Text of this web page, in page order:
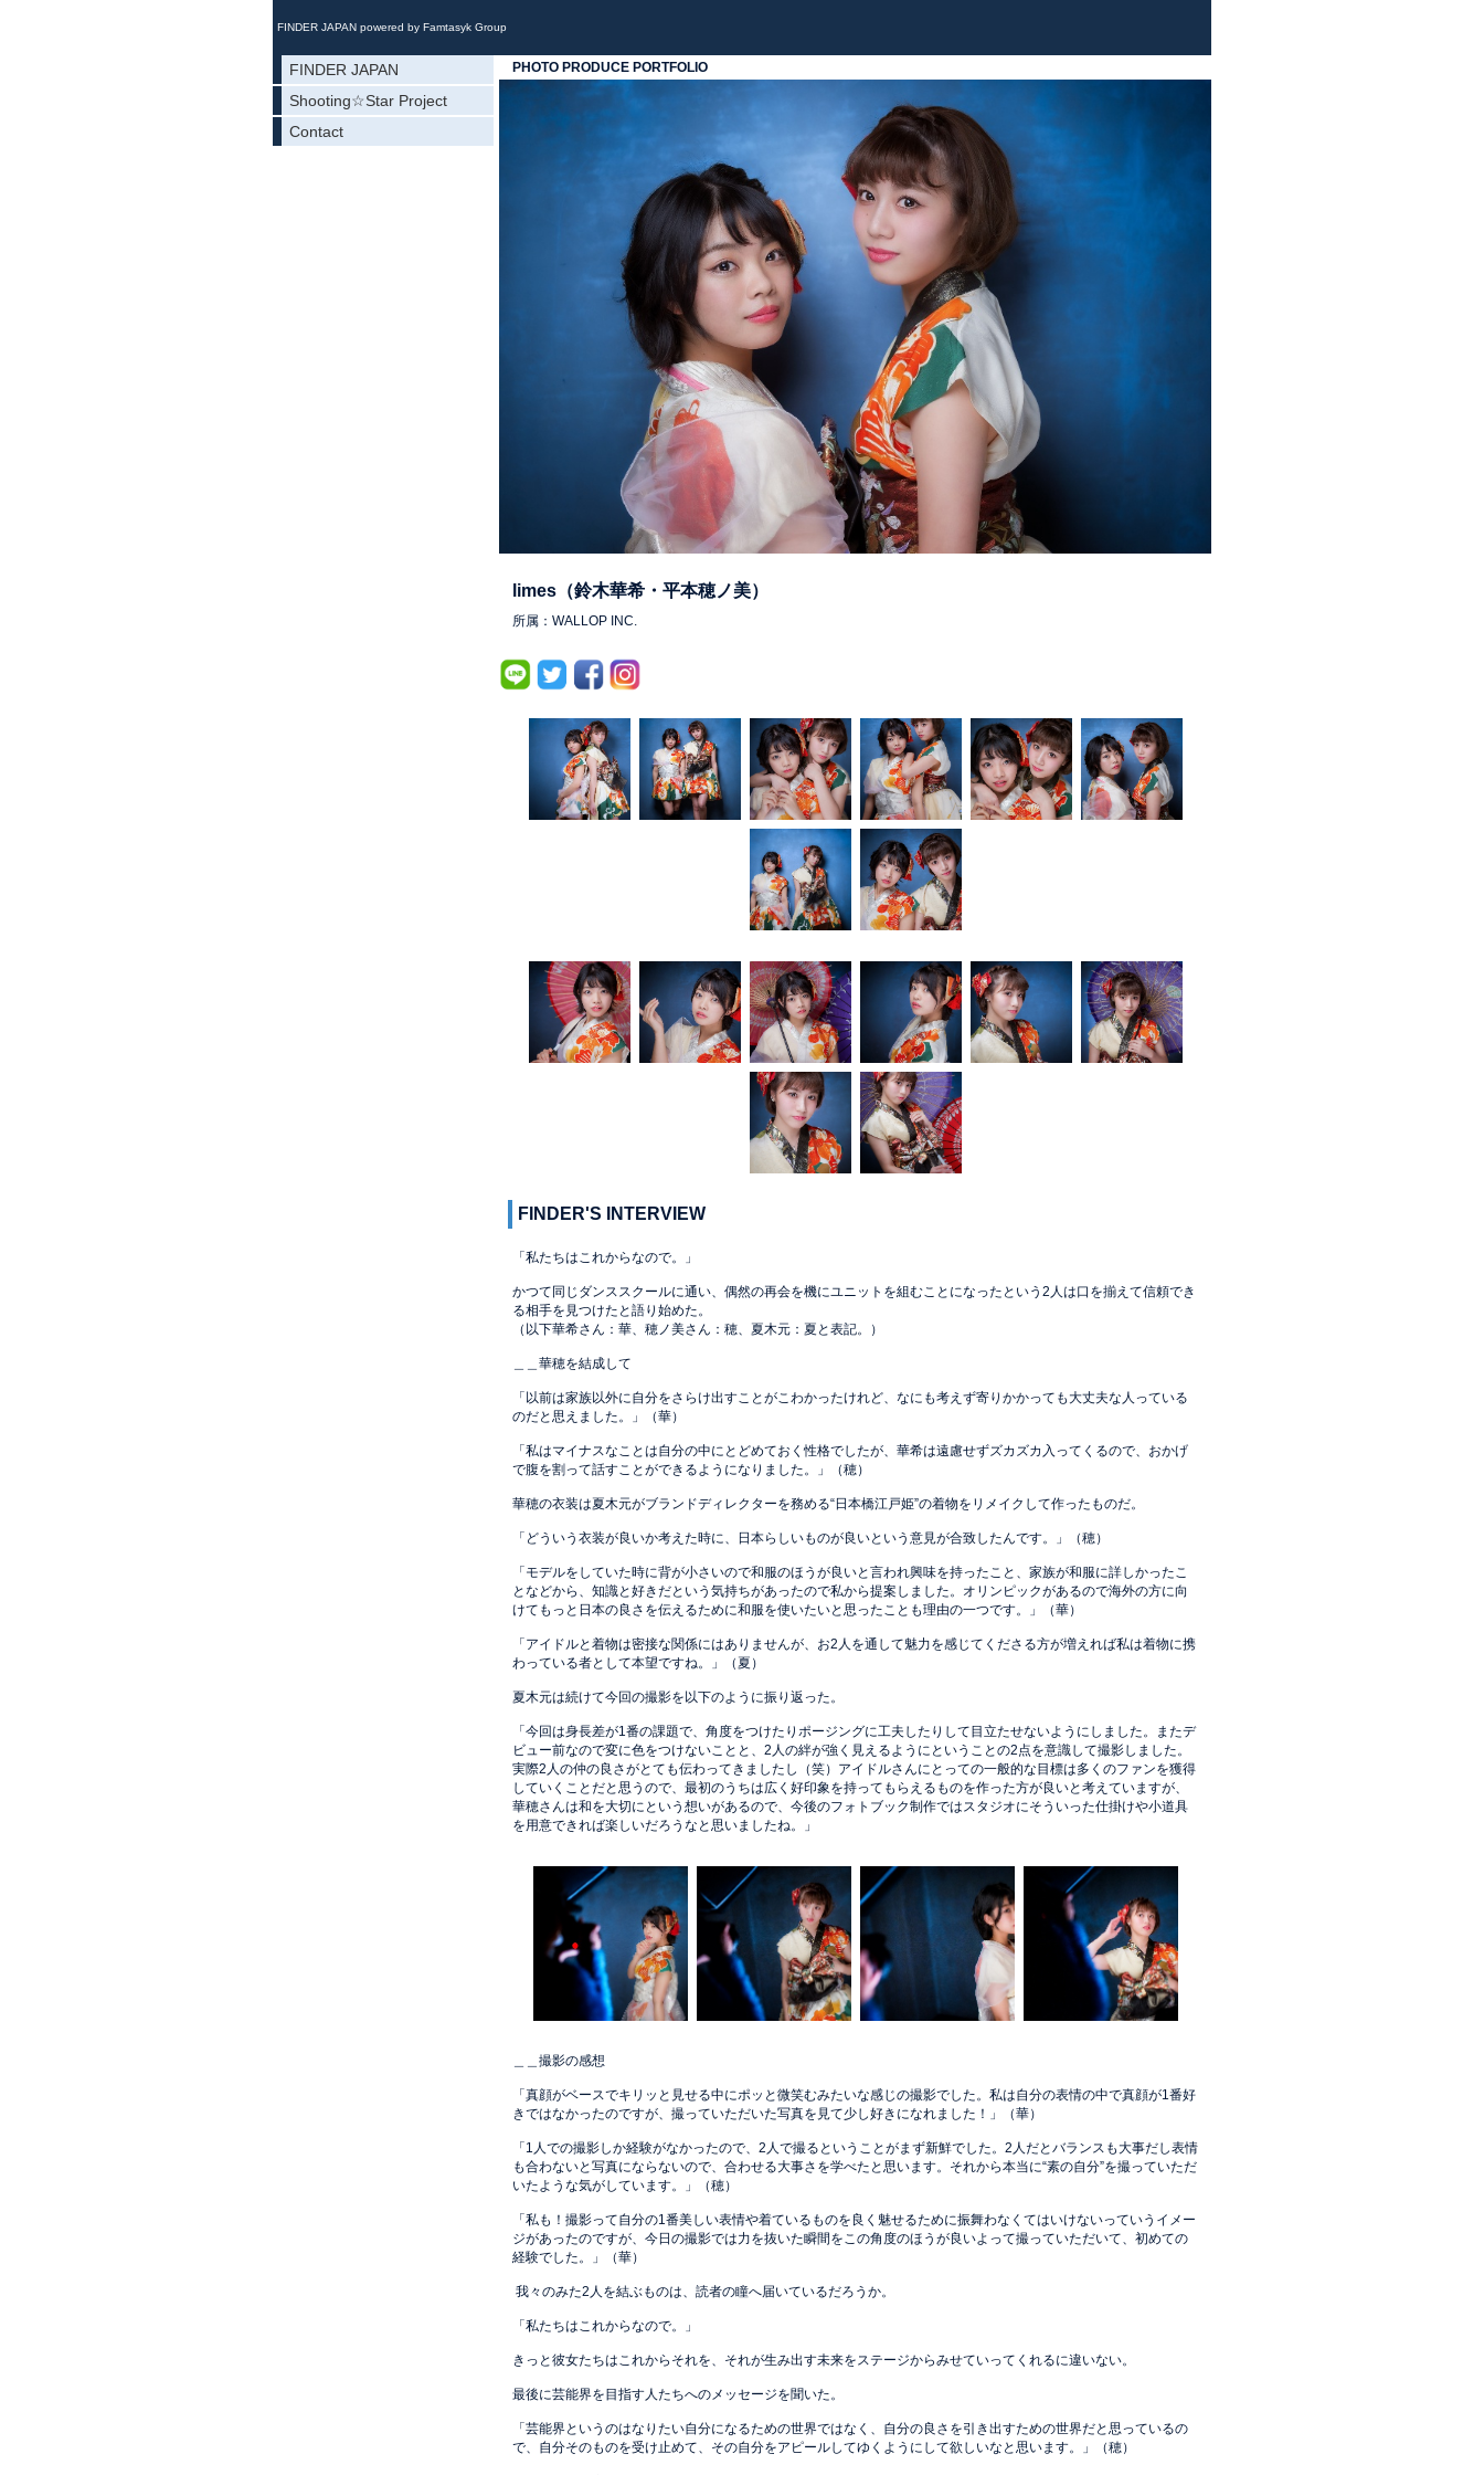
FINDER JAPAN powered by Famtasyk Group
PHOTO PRODUCE PORTFOLIO
limes（鈴木華希・平本穂ノ美）
所属：WALLOP INC.
FINDER'S INTERVIEW
「私たちはこれからなので。」
かつて同じダンススクールに通い、偶然の再会を機にユニットを組むことになったという2人は口を揃えて信頼でき
る相手を見つけたと語り始めた。
（以下華希さん：華、穂ノ美さん：穂、夏木元：夏と表記。）
＿＿華穂を結成して
「以前は家族以外に自分をさらけ出すことがこわかったけれど、なにも考えず寄りかかっても大丈夫な人っている
のだと思えました。」（華）
「私はマイナスなことは自分の中にとどめておく性格でしたが、華希は遠慮せずズカズカ入ってくるので、おかげ
で腹を割って話すことができるようになりました。」（穂）
華穂の衣装は夏木元がブランドディレクターを務める“日本橋江戸姫”の着物をリメイクして作ったものだ。
「どういう衣装が良いか考えた時に、日本らしいものが良いという意見が合致したんです。」（穂）
「モデルをしていた時に背が小さいので和服のほうが良いと言われ興味を持ったこと、家族が和服に詳しかったこ
となどから、知識と好きだという気持ちがあったので私から提案しました。オリンピックがあるので海外の方に向
けてもっと日本の良さを伝えるために和服を使いたいと思ったことも理由の一つです。」（華）
「アイドルと着物は密接な関係にはありませんが、お2人を通して魅力を感じてくださる方が増えれば私は着物に携
わっている者として本望ですね。」（夏）
夏木元は続けて今回の撮影を以下のように振り返った。
「今回は身長差が1番の課題で、角度をつけたりポージングに工夫したりして目立たせないようにしました。またデ
ビュー前なので変に色をつけないことと、2人の絆が強く見えるようにということの2点を意識して撮影しました。
実際2人の仲の良さがとても伝わってきましたし（笑）アイドルさんにとっての一般的な目標は多くのファンを獲得
していくことだと思うので、最初のうちは広く好印象を持ってもらえるものを作った方が良いと考えていますが、
華穂さんは和を大切にという想いがあるので、今後のフォトブック制作ではスタジオにそういった仕掛けや小道具
を用意できれば楽しいだろうなと思いましたね。」
＿＿撮影の感想
「真顔がベースでキリッと見せる中にポッと微笑むみたいな感じの撮影でした。私は自分の表情の中で真顔が1番好
きではなかったのですが、撮っていただいた写真を見て少し好きになれました！」（華）
「1人での撮影しか経験がなかったので、2人で撮るということがまず新鮮でした。2人だとバランスも大事だし表情
も合わないと写真にならないので、合わせる大事さを学べたと思います。それから本当に“素の自分”を撮っていただ
いたような気がしています。」（穂）
「私も！撮影って自分の1番美しい表情や着ているものを良く魅せるために振舞わなくてはいけないっていうイメー
ジがあったのですが、今日の撮影では力を抜いた瞬間をこの角度のほうが良いよって撮っていただいて、初めての
経験でした。」（華）
我々のみた2人を結ぶものは、読者の瞳へ届いているだろうか。
「私たちはこれからなので。」
きっと彼女たちはこれからそれを、それが生み出す未来をステージからみせていってくれるに違いない。
最後に芸能界を目指す人たちへのメッセージを聞いた。
「芸能界というのはなりたい自分になるための世界ではなく、自分の良さを引き出すための世界だと思っているの
で、自分そのものを受け止めて、その自分をアピールしてゆくようにして欲しいなと思います。」（穂）
FINDER JAPAN
Shooting☆Star Project
Contact